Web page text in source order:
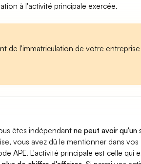
à l'activité principale exercée.
de l'immatriculation de votre
êtes indépendantne peut avoir qu'un
vous avez dû le mentionner dans vos
APE. L'activité principale est celle qui